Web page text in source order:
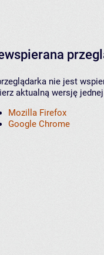
nie jest
aktualną wersję
Mozilla Firefox
Google Chrome